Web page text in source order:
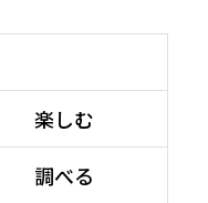
楽しむ
調べる